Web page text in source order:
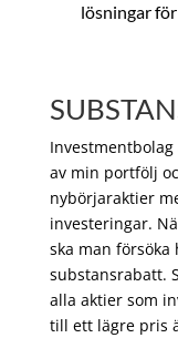
lösningar för
av min portfölj
nybörjaraktier
investeringar.
ska man
substansrabatt.
alla aktier som
till ett lägre pris